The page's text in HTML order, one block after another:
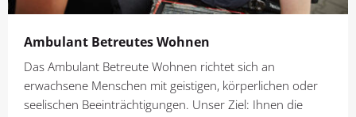
Ambulant Betreutes Wohnen
Das Ambulant Betreute Wohnen richtet sich an
erwachsene Menschen mit geistigen, körperlichen oder
seelischen Beeinträchtigungen. Unser Ziel: Ihnen die